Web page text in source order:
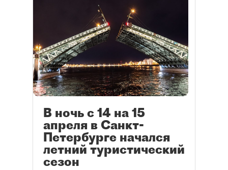
В ночь с 14 на 15
апреля в Санкт-
Петербурге начался
летний туристический
сезон